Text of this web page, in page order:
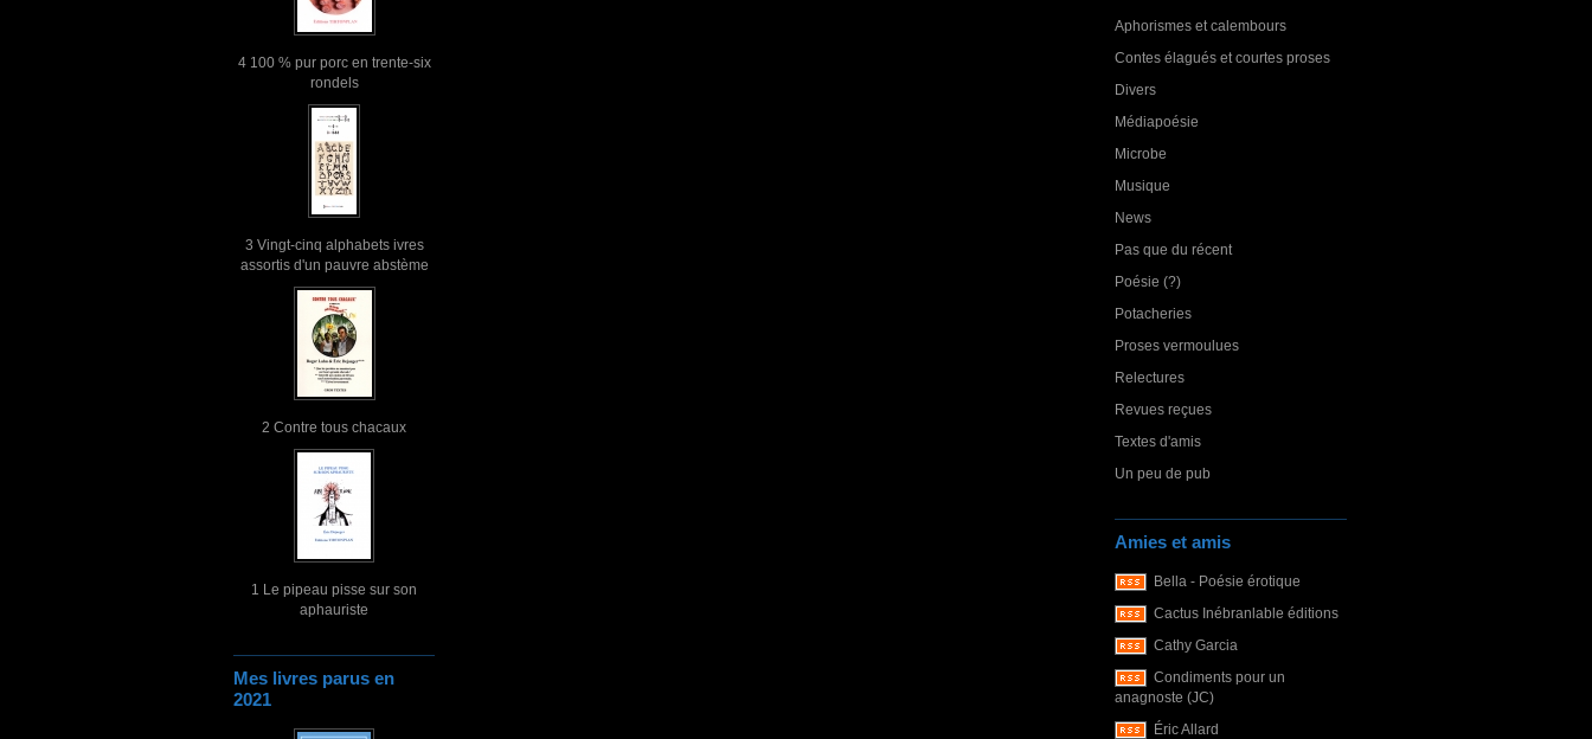
4 100 % pur porc en trente-six
rondels
3 Vingt-cinq alphabets ivres
assortis d'un pauvre abstème
2 Contre tous chacaux
1 Le pipeau pisse sur son
aphauriste
Mes livres parus en
2021
Aphorismes et calembours
Contes élagués et courtes proses
Divers
Médiapoésie
Microbe
Musique
News
Pas que du récent
Poésie (?)
Potacheries
Proses vermoulues
Relectures
Revues reçues
Textes d'amis
Un peu de pub
Amies et amis
Bella - Poésie érotique
Cactus Inébranlable éditions
Cathy Garcia
Condiments pour un
anagnoste (JC)
Éric Allard